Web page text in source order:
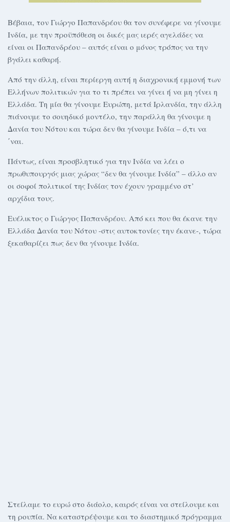
Βέβαια, τον Γιώργο Παπανδρέου θα τον συνέφερε να γίνουμε
Ινδία, με την προϋπόθεση οι δικές μας ιερές αγελάδες να
είναι οι Παπανδρέου – αυτός είναι ο μόνος τρόπος να την
βγάλει καθαρή.
Από την άλλη, είναι περίεργη αυτή η διαχρονική εμμονή των
Ελλήνων πολιτικών για το τι πρέπει να γίνει ή να μη γίνει η
Ελλάδα. Τη μία θα γίνουμε Ευρώπη, μετά Ιρλανδία, την άλλη
πιάνουμε το σουηδικό μοντέλο, την παράλλη θα γίνουμε η
Δανία του Νότου και τώρα δεν θα γίνουμε Ινδία – ό,τι να
΄ναι.
Πάντως, είναι προσβλητικό για την Ινδία να λέει ο
πρωθυπουργός μιας χώρας “δεν θα γίνουμε Ινδία” – άλλο αν
οι σοφοί πολιτικοί της Ινδίας τον έχουν γραμμένο στ’
αρχίδια τους.
Ευέλικτος ο Γιώργος Παπανδρέου. Από κει που θα έκανε την
Ελλάδα Δανία του Νότου -στις αυτοκτονίες την έκανε-, τώρα
ξεκαθαρίζει πως δεν θα γίνουμε Ινδία.
Στείλαμε το ευρώ στο διάολο, καιρός είναι να στείλουμε και
τη ρουπία. Να καταστρέψουμε και το διαστημικό πρόγραμμα